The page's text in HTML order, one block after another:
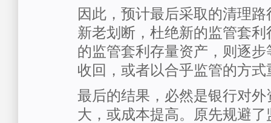
因此，预计最后采取的清理
新老划断，杜绝新的监管套
的监管套利存量资产，则逐
收回，或者以合乎监管的方式
最后的结果，必然是银行对
大，或成本提高。原先规避